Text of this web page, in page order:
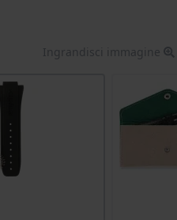
Ingrandisci immagine